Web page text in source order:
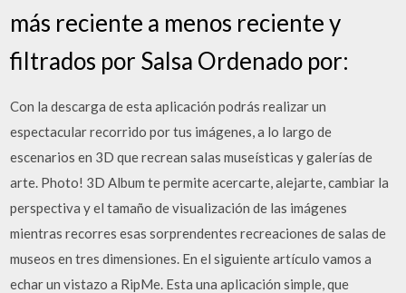
más reciente a menos reciente y
filtrados por Salsa Ordenado por:
Con la descarga de esta aplicación podrás realizar un
espectacular recorrido por tus imágenes, a lo largo de
escenarios en 3D que recrean salas museísticas y galerías de
arte. Photo! 3D Album te permite acercarte, alejarte, cambiar la
perspectiva y el tamaño de visualización de las imágenes
mientras recorres esas sorprendentes recreaciones de salas de
museos en tres dimensiones. En el siguiente artículo vamos a
echar un vistazo a RipMe. Esta una aplicación simple, que